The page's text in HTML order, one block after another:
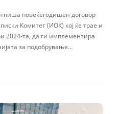
повеќегодишен договор
Комитет (ИОК) кој ќе трае и
2024-та, да ги имплементира
за подобрување…